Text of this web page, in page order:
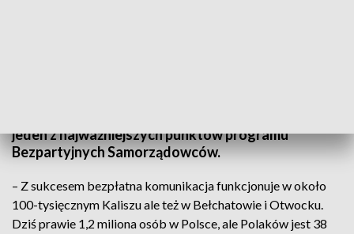
jeden z najważniejszych punktów programu
Bezpartyjnych Samorządowców.
– Z sukcesem bezpłatna komunikacja funkcjonuje w około
100-tysięcznym Kaliszu ale też w Bełchatowie i Otwocku.
Dziś prawie 1,2 miliona osób w Polsce, ale Polaków jest 38